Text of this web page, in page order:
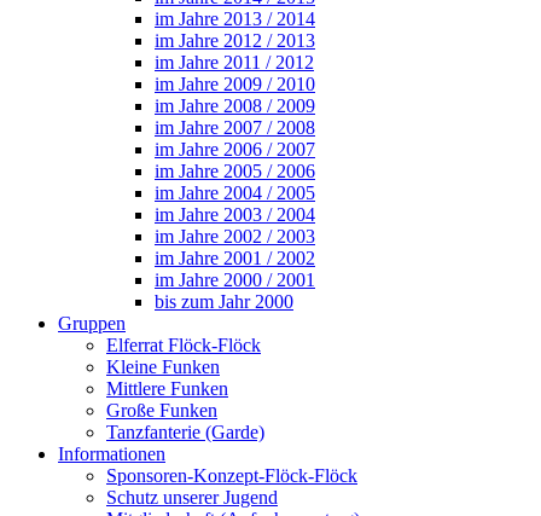
im Jahre 2013 / 2014
im Jahre 2012 / 2013
im Jahre 2011 / 2012
im Jahre 2009 / 2010
im Jahre 2008 / 2009
im Jahre 2007 / 2008
im Jahre 2006 / 2007
im Jahre 2005 / 2006
im Jahre 2004 / 2005
im Jahre 2003 / 2004
im Jahre 2002 / 2003
im Jahre 2001 / 2002
im Jahre 2000 / 2001
bis zum Jahr 2000
Gruppen
Elferrat Flöck-Flöck
Kleine Funken
Mittlere Funken
Große Funken
Tanzfanterie (Garde)
Informationen
Sponsoren-Konzept-Flöck-Flöck
Schutz unserer Jugend